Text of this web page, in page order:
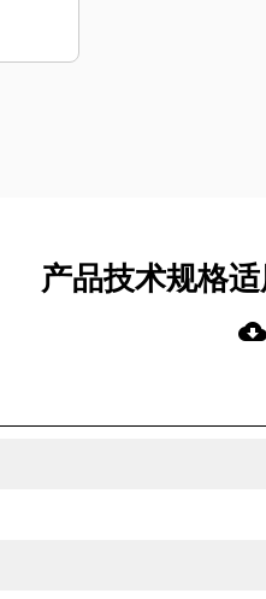
产品技术规格适
cloud_download